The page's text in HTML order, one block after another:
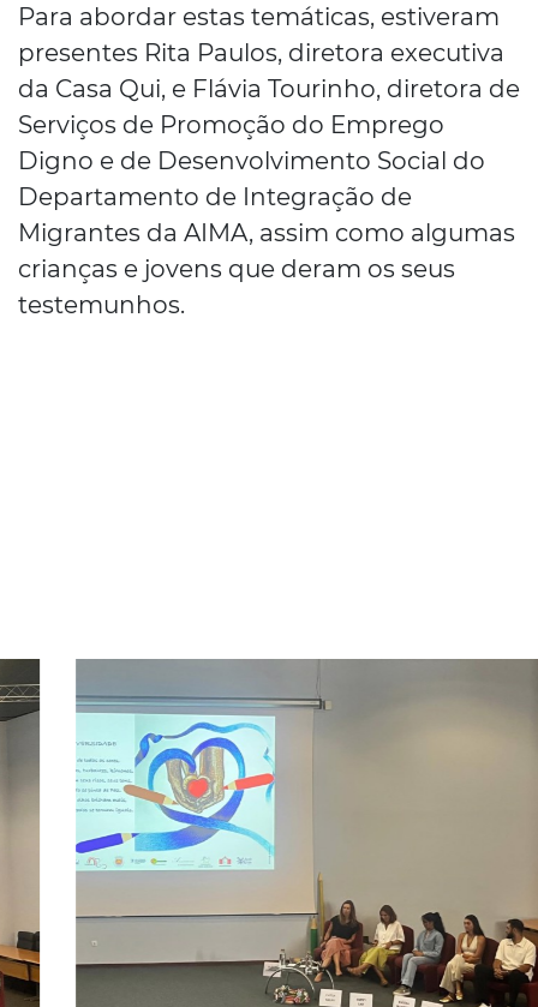
Para abordar estas temáticas, estiveram
presentes Rita Paulos, diretora executiva
da Casa Qui, e Flávia Tourinho, diretora de
Serviços de Promoção do Emprego
Digno e de Desenvolvimento Social do
Departamento de Integração de
Migrantes da AIMA, assim como algumas
crianças e jovens que deram os seus
testemunhos.